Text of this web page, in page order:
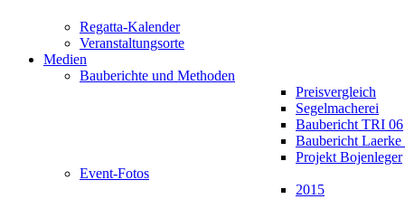
Regatta-Kalender
Veranstaltungsorte
Medien
Bauberichte und Methoden
Preisvergleich
Segelmacherei
Baubericht TRI 06
Baubericht
Projekt Bojenleger
Event-Fotos
2015